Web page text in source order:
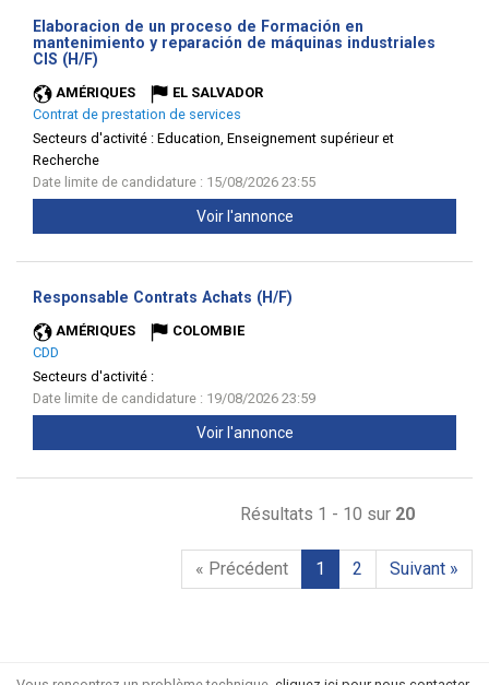
Elaboracion de un proceso de Formación en
mantenimiento y reparación de máquinas industriales
CIS (H/F)
AMÉRIQUES
EL SALVADOR
Contrat de prestation de services
Secteurs d'activité : Education, Enseignement supérieur et
Recherche
Date limite de candidature : 15/08/2026 23:55
Voir l'annonce
Responsable Contrats Achats (H/F)
AMÉRIQUES
COLOMBIE
CDD
Secteurs d'activité :
Date limite de candidature : 19/08/2026 23:59
Voir l'annonce
Résultats 1 - 10 sur 20
« Précédent 1 2 Suivant »